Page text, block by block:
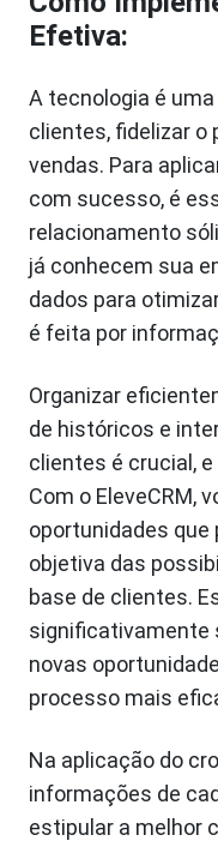
Efetiva:
A tecnologia é
clientes, fidelizar o
vendas. Para
com sucesso, é
relacionamento
já conhecem sua
dados para
é feita por
Organizar
de históricos e
clientes é crucial, e
Com o EleveCRM,
oportunidades que
objetiva das
base de clientes.
significativamente
novas
processo mais
Na aplicação do
informações de
estipular a melhor